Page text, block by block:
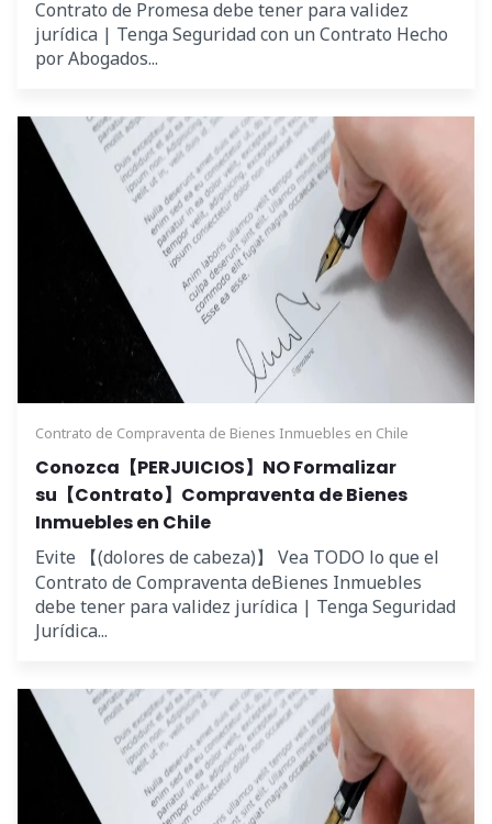
Contrato de Promesa debe tener para validez
jurídica | Tenga Seguridad con un Contrato Hecho
por Abogados...
Contrato de Compraventa de Bienes Inmuebles en Chile
Conozca【PERJUICIOS】NO Formalizar
su【Contrato】Compraventa de Bienes
Inmuebles en Chile
Evite 【(dolores de cabeza)】 Vea TODO lo que el
Contrato de Compraventa deBienes Inmuebles
debe tener para validez jurídica | Tenga Seguridad
Jurídica...